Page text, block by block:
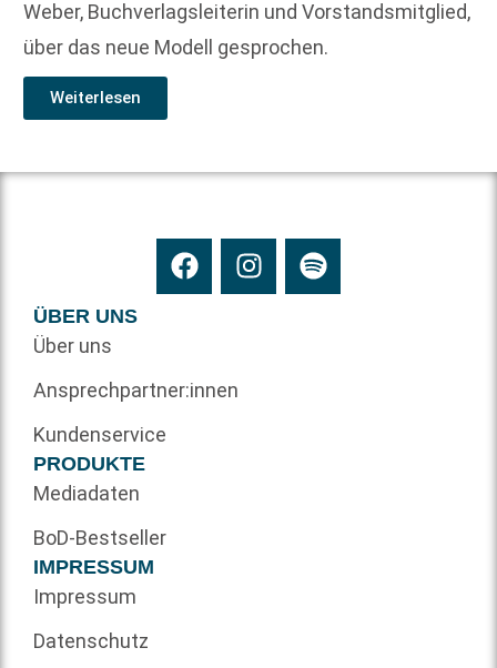
Weber, Buchverlagsleiterin und Vorstandsmitglied,
über das neue Modell gesprochen.
Weiterlesen
ÜBER UNS
Über uns
Ansprechpartner:innen
Kundenservice
PRODUKTE
Mediadaten
BoD-Bestseller
IMPRESSUM
Impressum
Datenschutz